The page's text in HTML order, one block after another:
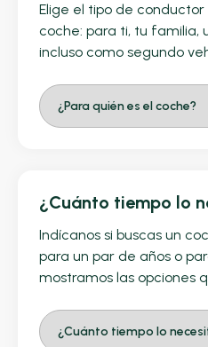
Elige el tipo de
coche: para ti, tu familia,
incluso como segundo
¿Cuánto tiempo lo
Indícanos si buscas un
para un par de años o
mostramos las opciones